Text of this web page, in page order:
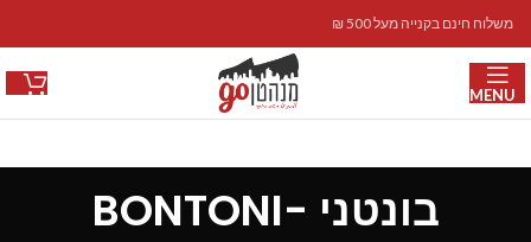
משלוח חינם בקנייה מעל 500 ₪
MENU
בונטני -BONTONI